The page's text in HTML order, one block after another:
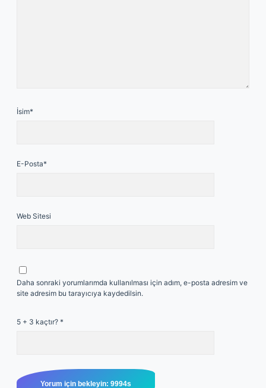
İsim*
E-Posta*
Web Sitesi
Daha sonraki yorumlarımda kullanılması için adım, e-posta adresim ve
site adresim bu tarayıcıya kaydedilsin.
5 + 3 kaçtır? *